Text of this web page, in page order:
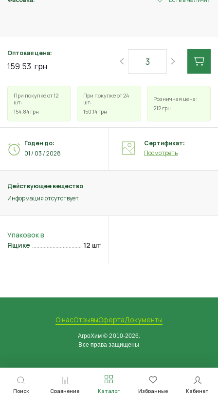
Поиск Сравнение Каталог Избранные Кабинет
Оптовая цена:
159.53 грн
При покупке от 12
шт:
154.84 грн
При покупке от 24
шт:
150.14 грн
Розничная цена:
212 грн
Действующее вещество
Информация отсутствует
Годен до:
01 / 03 / 2028
Сертификат:
Посмотреть
Ящике 12 шт
О насОтзывыОфертаДокументы
АгроХим © 2010-2026.
Все права защищены